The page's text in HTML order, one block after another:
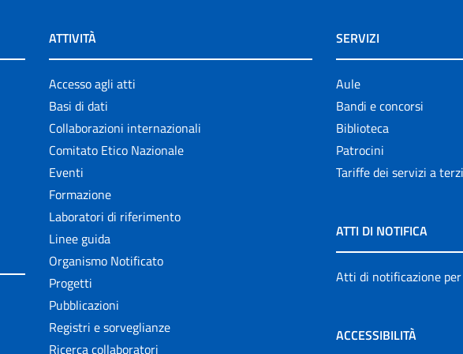
ATTIVITÀ
Accesso agli atti
Basi di dati
Collaborazioni internazionali
Comitato Etico Nazionale
Eventi
Formazione
Laboratori di riferimento
Linee guida
Organismo Notificato
Progetti
Pubblicazioni
Registri e sorveglianze
Ricerca collaboratori
SERVIZI
Aule
Bandi e concorsi
Biblioteca
Patrocini
Tariffe dei servizi a terzi
ATTI DI NOTIFICA
Atti di notificazione
ACCESSIBILITÀ